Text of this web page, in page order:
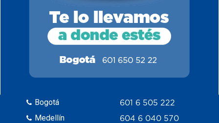
Bogotá
Medellín
601 6 505 222
604 6 040 570